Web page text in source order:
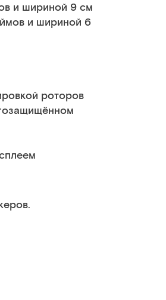
и шириной 9 см
и шириной 6
роторов